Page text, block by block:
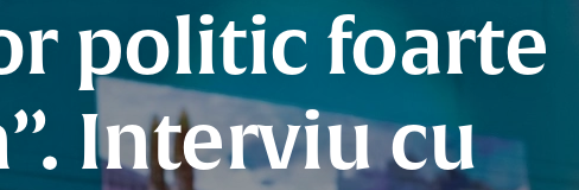
politic foarte
Interviu cu